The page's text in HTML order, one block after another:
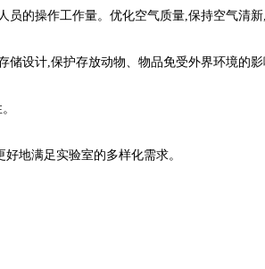
员的操作工作量。优化空气质量,保持空气清新
设计,保护存放动物、物品免受外界环境的影
地满足实验室的多样化需求。